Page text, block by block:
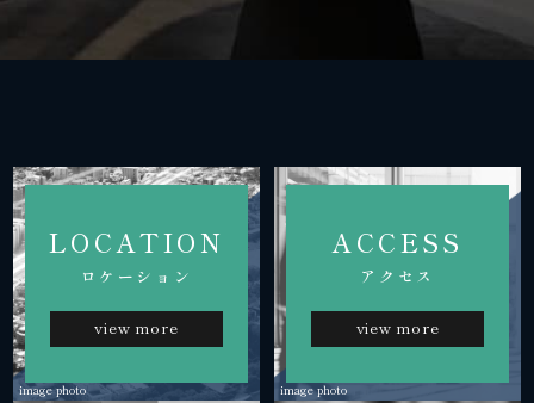
LOCATION
ロケーション
view more
image photo
ACCESS
アクセス
view more
image photo